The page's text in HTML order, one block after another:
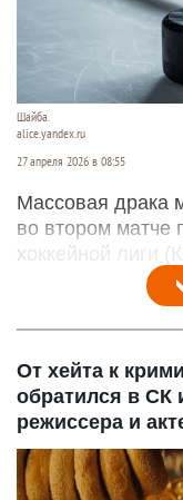
Шайба.
alice.yandex.ru
27 апреля 2026 в 08:55
Массовая драка
во втором матче
хоккейной лиги
От хейта к
обратился в СК
режиссера и